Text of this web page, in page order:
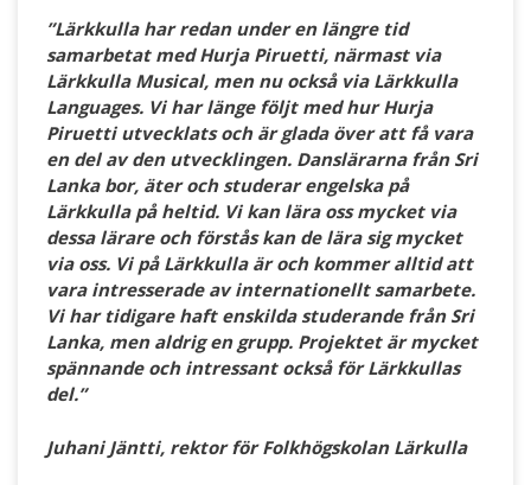
”Lärkkulla har redan under en längre tid
samarbetat med Hurja Piruetti, närmast via
Lärkkulla Musical, men nu också via Lärkkulla
Languages. Vi har länge följt med hur Hurja
Piruetti utvecklats och är glada över att få vara
en del av den utvecklingen. Danslärarna från Sri
Lanka bor, äter och studerar engelska på
Lärkkulla på heltid. Vi kan lära oss mycket via
dessa lärare och förstås kan de lära sig mycket
via oss. Vi på Lärkkulla är och kommer alltid att
vara intresserade av internationellt samarbete.
Vi har tidigare haft enskilda studerande från Sri
Lanka, men aldrig en grupp. Projektet är mycket
spännande och intressant också för Lärkkullas
del.”
Juhani Jäntti, rektor för Folkhögskolan Lärkulla